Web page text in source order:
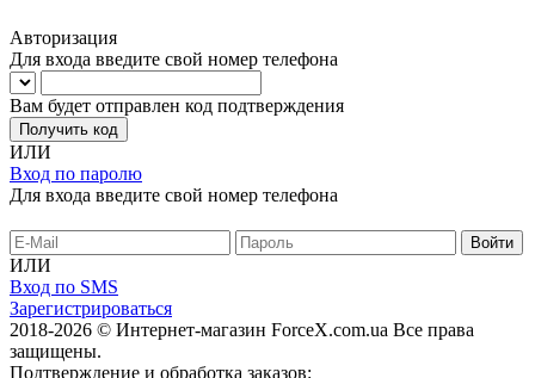
Авторизация
Для входа введите свой номер телефона
Вам будет отправлен код подтверждения
Получить код
ИЛИ
Вход по паролю
Для входа введите свой номер телефона
ИЛИ
Вход по SMS
Зарегистрироваться
2018-2026 © Интернет-магазин ForceX.com.ua Все права
защищены.
Подтверждение и обработка заказов: